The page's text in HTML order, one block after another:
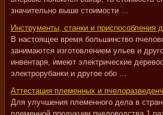
значительно выше стоимости ...
Инструменты, станки и приспособления
В настоящее время большинство
занимаются изготовлением ульев и
инвентаря, имеют электрические
электрорубанки и другое обо ...
Аттестация племенных и
Для улучшения племенного дела в